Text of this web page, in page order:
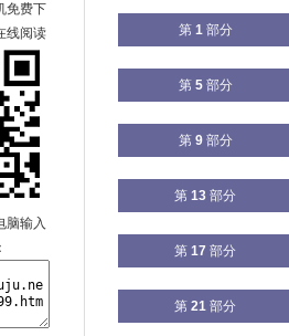
免费下
线阅读
脑输入
第 1部分
第 5部分
第 9部分
第 13 部分
第 17 部分
第 21 部分